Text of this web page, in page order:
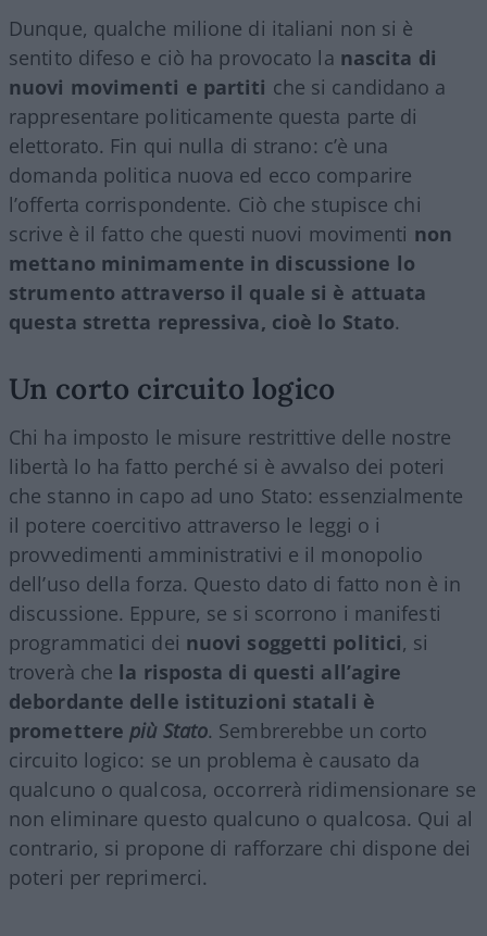
Dunque, qualche milione di italiani non si è
sentito difeso e ciò ha provocato la nascita di
nuovi movimenti e partiti che si candidano a
rappresentare politicamente questa parte di
elettorato. Fin qui nulla di strano: c’è una
domanda politica nuova ed ecco comparire
l’offerta corrispondente. Ciò che stupisce chi
scrive è il fatto che questi nuovi movimenti non
mettano minimamente in discussione lo
strumento attraverso il quale si è attuata
questa stretta repressiva, cioè lo Stato.
Un corto circuito logico
Chi ha imposto le misure restrittive delle nostre
libertà lo ha fatto perché si è avvalso dei poteri
che stanno in capo ad uno Stato: essenzialmente
il potere coercitivo attraverso le leggi o i
provvedimenti amministrativi e il monopolio
dell’uso della forza. Questo dato di fatto non è in
discussione. Eppure, se si scorrono i manifesti
programmatici dei nuovi soggetti politici, si
troverà che la risposta di questi all’agire
debordante delle istituzioni statali è
promettere più Stato. Sembrerebbe un corto
circuito logico: se un problema è causato da
qualcuno o qualcosa, occorrerà ridimensionare se
non eliminare questo qualcuno o qualcosa. Qui al
contrario, si propone di rafforzare chi dispone dei
poteri per reprimerci.